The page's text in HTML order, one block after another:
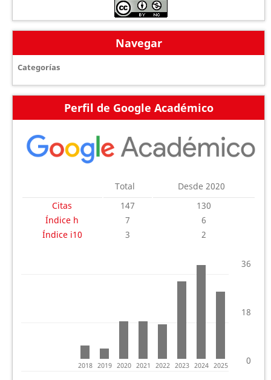
Navegar
Categorías
Perfil de Google Académico
Total
Desde 2020
Citas
147
130
Índice h
7
6
Índice i10
3 2
0
36
18
2018 2019 2020 2021 2022 2023 2024 2025